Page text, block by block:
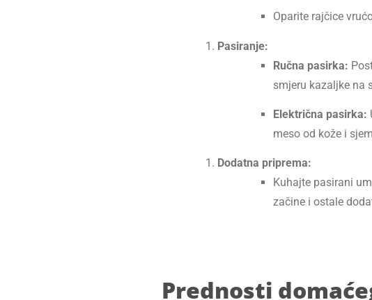
Oparite rajčice
Pasiranje:
Ručna pasirka:
smjeru kazaljke na
Električna pasirka:
meso od kože i
Dodatna priprema:
Kuhajte pasirani
začine i ostale
Prednosti